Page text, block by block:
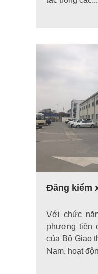
Đăng kiểm
Với chức
phương tiện
của Bộ Giao
Nam, hoạt